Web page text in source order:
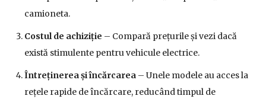
camioneta.
Costul de achiziție – Compară prețurile și vezi dacă
există stimulente pentru vehicule electrice.
Întreținerea și încărcarea – Unele modele au acces la
rețele rapide de încărcare, reducând timpul de